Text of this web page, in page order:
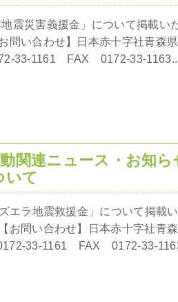
地震災害義援金」について掲載
問い合わせ】日本赤十字社青森
33-1161 FAX 0172-33-
いて
ズエラ地震救援金」について掲
お問い合わせ】日本赤十字社青
33-1161 FAX 0172-33-